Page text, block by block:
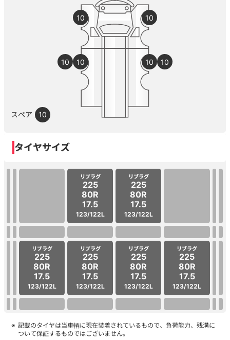
10 10
10
10 10 10
スペア 10
タイヤサイズ
リブラグ
225
80R
17.5
123/122L
リブラグ
225
80R
17.5
123/122L
リブラグ
225
80R
17.5
123/122L
リブラグ
225
80R
17.5
123/122L
リブラグ
225
80R
17.5
123/122L
リブラグ
225
80R
17.5
123/122L
記載のタイヤは当車輌に現在装着されているもので、負荷能力、残溝に
ついて保証するものではございません。